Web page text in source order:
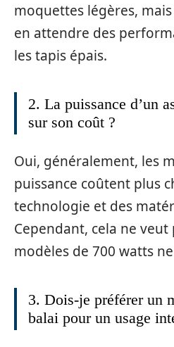
moquettes légères,
en attendre des
les tapis épais.
2. La puissance d’un
sur son coût ?
Oui, généralement, les
puissance coûtent plus
technologie et des
Cependant, cela ne
modèles de 700 watts
3. Dois-je préférer un
balai pour un usage